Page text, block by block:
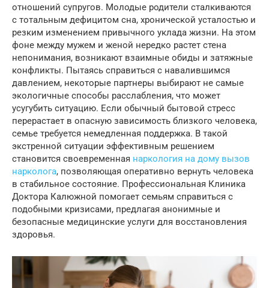
отношений супругов. Молодые родители сталкиваются
с тотальным дефицитом сна, хронической усталостью и
резким изменением привычного уклада жизни. На этом
фоне между мужем и женой нередко растет стена
непонимания, возникают взаимные обиды и затяжные
конфликты. Пытаясь справиться с навалившимся
давлением, некоторые партнеры выбирают не самые
экологичные способы расслабления, что может
усугубить ситуацию. Если обычный бытовой стресс
перерастает в опасную зависимость близкого человека,
семье требуется немедленная поддержка. В такой
экстренной ситуации эффективным решением
становится своевременная наркология на дому вызов
нарколога, позволяющая оперативно вернуть человека
в стабильное состояние. Профессиональная Клиника
Доктора Калюжной помогает семьям справиться с
подобными кризисами, предлагая анонимные и
безопасные медицинские услуги для восстановления
здоровья.